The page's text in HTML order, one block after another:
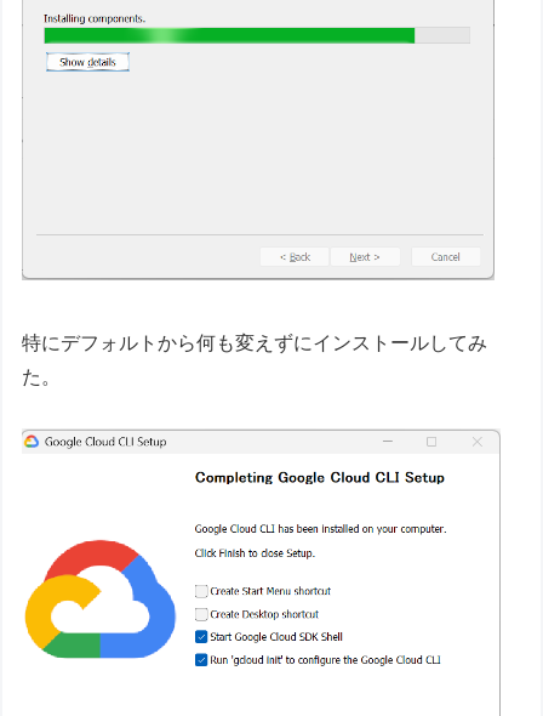
特にデフォルトから何も変えずにインストールしてみ
た。